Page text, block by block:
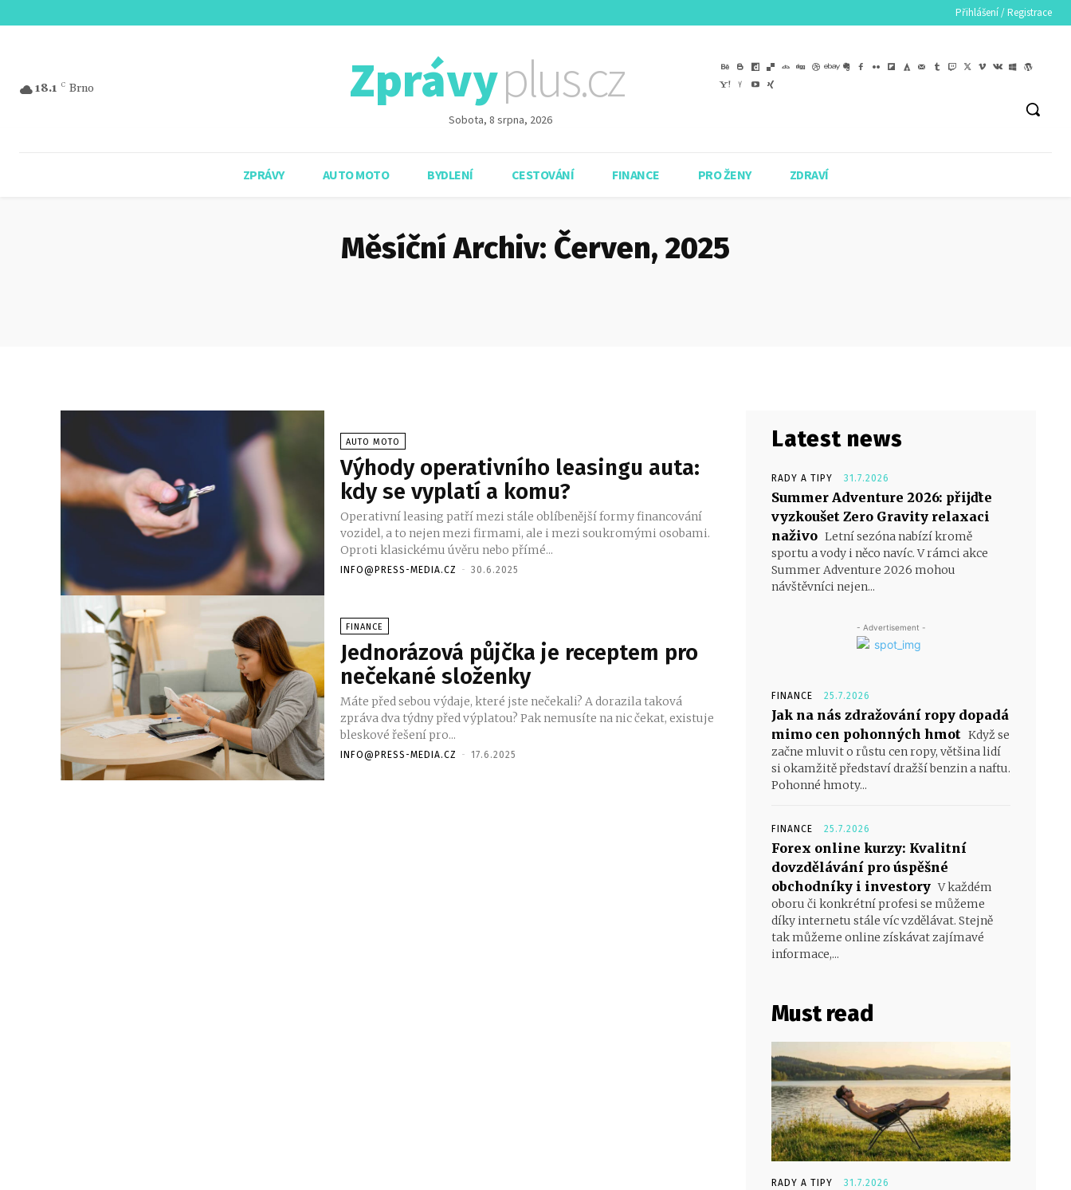
Přihlášení / Registrace
18.1 C Brno Zprávyplus.cz
Sobota, 8 srpna, 2026
ZPRÁVY AUTO MOTO BYDLENÍ CESTOVÁNÍ FINANCE PRO ŽENY ZDRAVÍ
Měsíční Archiv: Červen, 2025
AUTO MOTO
Výhody operativního leasingu auta:
kdy se vyplatí a komu?
Operativní leasing patří mezi stále oblíbenější formy financování
vozidel, a to nejen mezi firmami, ale i mezi soukromými osobami.
Oproti klasickému úvěru nebo přímé...
INFO@PRESS-MEDIA.CZ - 30.6.2025
FINANCE
Jednorázová půjčka je receptem pro
nečekané složenky
Máte před sebou výdaje, které jste nečekali? A dorazila taková
zpráva dva týdny před výplatou? Pak nemusíte na nic čekat, existuje
bleskové řešení pro...
INFO@PRESS-MEDIA.CZ - 17.6.2025
Latest news
RADY A TIPY 31.7.2026
Summer Adventure 2026: přijďte
vyzkoušet Zero Gravity relaxaci
naživo Letní sezóna nabízí kromě
sportu a vody i něco navíc. V rámci akce
Summer Adventure 2026 mohou
návštěvníci nejen...
- Advertisement -
FINANCE 25.7.2026
Jak na nás zdražování ropy dopadá
mimo cen pohonných hmot Když se
začne mluvit o růstu cen ropy, většina lidí
si okamžitě představí dražší benzin a naftu.
Pohonné hmoty...
FINANCE 25.7.2026
Forex online kurzy: Kvalitní
dovzdělávání pro úspěšné
obchodníky i investory V každém
oboru či konkrétní profesi se můžeme
díky internetu stále víc vzdělávat. Stejně
tak můžeme online získávat zajímavé
informace,...
Must read
RADY A TIPY 31.7.2026